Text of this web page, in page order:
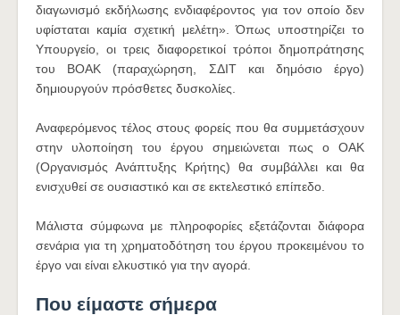
διαγωνισμό εκδήλωσης ενδιαφέροντος για τον οποίο δεν
υφίσταται καμία σχετική μελέτη». Όπως υποστηρίζει το
Υπουργείο, οι τρεις διαφορετικοί τρόποι δημοπράτησης
του ΒΟΑΚ (παραχώρηση, ΣΔΙΤ και δημόσιο έργο)
δημιουργούν πρόσθετες δυσκολίες.
Αναφερόμενος τέλος στους φορείς που θα συμμετάσχουν
στην υλοποίηση του έργου σημειώνεται πως ο ΟΑΚ
(Οργανισμός Ανάπτυξης Κρήτης) θα συμβάλλει και θα
ενισχυθεί σε ουσιαστικό και σε εκτελεστικό επίπεδο.
Μάλιστα σύμφωνα με πληροφορίες εξετάζονται διάφορα
σενάρια για τη χρηματοδότηση του έργου προκειμένου το
έργο ναι είναι ελκυστικό για την αγορά.
Που είμαστε σήμερα